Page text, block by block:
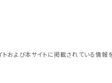
および本サイトに掲載されている情報